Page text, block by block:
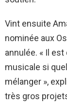
Vint ensuite
nominée aux
annulée. « Il
musicale si
mélanger »,
très gros